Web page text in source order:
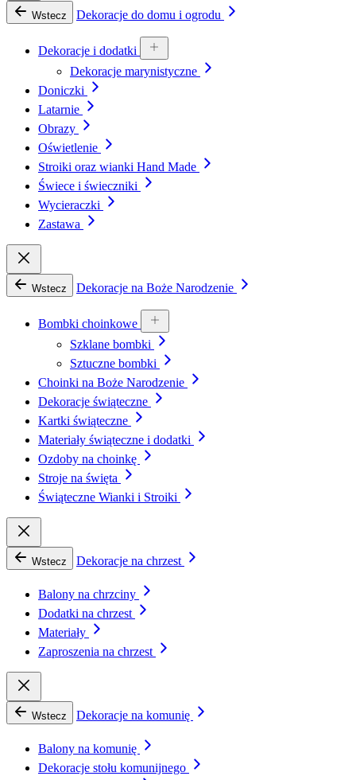
Wstecz Dekoracje do domu i ogrodu
Dekoracje i dodatki
Dekoracje marynistyczne
Doniczki
Latarnie
Obrazy
Oświetlenie
Stroiki oraz wianki Hand Made
Świece i świeczniki
Wycieraczki
Zastawa
Wstecz Dekoracje na Boże Narodzenie
Bombki choinkowe
Szklane bombki
Sztuczne bombki
Choinki na Boże Narodzenie
Dekoracje świąteczne
Kartki świąteczne
Materiały świąteczne i dodatki
Ozdoby na choinkę
Stroje na święta
Świąteczne Wianki i Stroiki
Wstecz Dekoracje na chrzest
Balony na chrzciny
Dodatki na chrzest
Materiały
Zaproszenia na chrzest
Wstecz Dekoracje na komunię
Balony na komunię
Dekoracje stołu komunijnego